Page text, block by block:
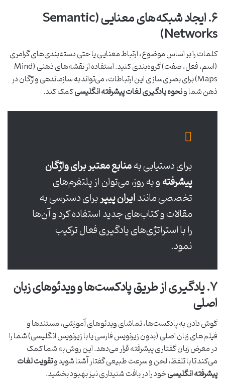
۶. ایجاد شبکه‌های معنایی (Semantic
Networks)
کلمات را بر اساس موضوع، ارتباط معنایی یا حتی دسته‌بندی‌های گرامری
(اسم، فعل، صفت) گروه‌بندی کنید. استفاده از نقشه‌های ذهنی (Mind
Maps) برای بصری‌سازی این ارتباطات، می‌تواند به سازماندهی واژگان در
ذهن شما ونحوه یادگیری لغات پیشرفته انگلیسیکمک کند.
برای دستیابی بهمنابع معتبر برای واژگان
پیشرفتهو به روز، می‌توان از پلتفرم‌های
تخصصی مانندایران پیپربرای دسترسی به
مقالات و کتاب‌های جدید استفاده کرد و آن‌ها
را با استراتژی‌های یادگیری فعال ترکیب
نمود.
۷. یادگیری از طریق پادکست‌ها و ویدئوهای زبان
اصلی
گوش دادن به پادکست‌ها، تماشای ویدئوهای آموزشی، مستندها و
فیلم‌های زبان اصلی (بدون زیرنویس فارسی یا با زیرنویس انگلیسی) شما را
در معرض زبان گفتاری پیشرفته قرار می‌دهد. این روش به شما کمک
می‌کند تا با تلفظ، لحن و سرعت طبیعی گفتار آشنا شوید وتقویت لغات
پیشرفته انگلیسیخود را در بافت شنیداری نیز بهبود بخشید.